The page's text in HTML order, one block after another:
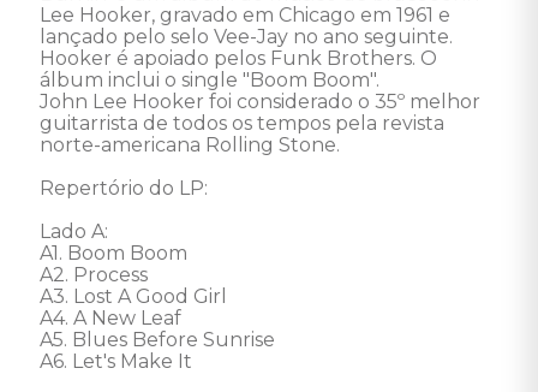
Lee Hooker, gravado em Chicago em 1961 e
lançado pelo selo Vee-Jay no ano seguinte.
Hooker é apoiado pelos Funk Brothers. O
álbum inclui o single "Boom Boom".
John Lee Hooker foi considerado o 35º melhor
guitarrista de todos os tempos pela revista
norte-americana Rolling Stone.
Repertório do LP:
Lado A:
A1. Boom Boom
A2. Process
A3. Lost A Good Girl
A4. A New Leaf
A5. Blues Before Sunrise
A6. Let's Make It